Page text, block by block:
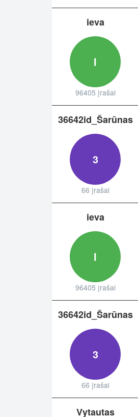
ieva
I
96405 įrašai
36642id_Šarūnas
3
66 įrašai
ieva
I
96405 įrašai
36642id_Šarūnas
3
66 įrašai
Vytautas